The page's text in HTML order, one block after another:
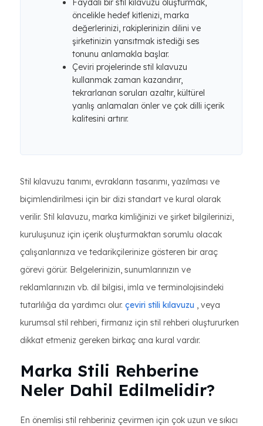
Faydalı bir stil kılavuzu oluşturmak,
öncelikle hedef kitlenizi, marka
değerlerinizi, rakiplerinizin dilini ve
şirketinizin yansıtmak istediği ses
tonunu anlamakla başlar.
Çeviri projelerinde stil kılavuzu
kullanmak zaman kazandırır,
tekrarlanan soruları azaltır, kültürel
yanlış anlamaları önler ve çok dilli içerik
kalitesini artırır.
Stil kılavuzu tanımı, evrakların tasarımı, yazılması ve
biçimlendirilmesi için bir dizi standart ve kural olarak
verilir. Stil kılavuzu, marka kimliğinizi ve şirket bilgilerinizi,
kuruluşunuz için içerik oluşturmaktan sorumlu olacak
çalışanlarınıza ve tedarikçilerinize gösteren bir araç
görevi görür. Belgelerinizin, sunumlarınızın ve
reklamlarınızın vb. dil bilgisi, imla ve terminolojisindeki
tutarlılığa da yardımcı olur. çeviri stili kılavuzu , veya
kurumsal stil rehberi, firmanız için stil rehberi oluştururken
dikkat etmeniz gereken birkaç ana kural vardır.
Marka Stili Rehberine
Neler Dahil Edilmelidir?
En önemlisi stil rehberiniz çevirmen için çok uzun ve sıkıcı